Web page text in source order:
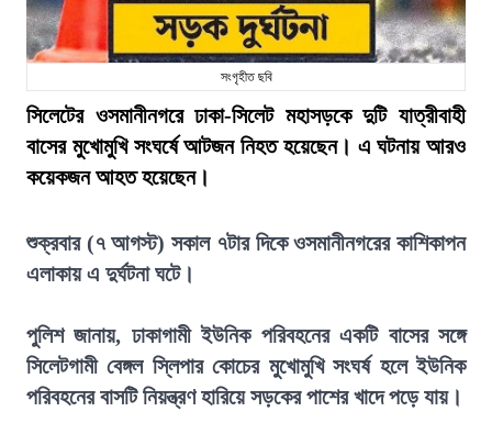
সংগৃহীত ছবি
সিলেটের ওসমানীনগরে ঢাকা-সিলেট মহাসড়কে দুটি যাত্রীবাহী
বাসের মুখোমুখি সংঘর্ষে আটজন নিহত হয়েছেন। এ ঘটনায় আরও
কয়েকজন আহত হয়েছেন।
শুক্রবার (৭ আগস্ট) সকাল ৭টার দিকে ওসমানীনগরের কাশিকাপন
এলাকায় এ দুর্ঘটনা ঘটে।
পুলিশ জানায়, ঢাকাগামী ইউনিক পরিবহনের একটি বাসের সঙ্গে
সিলেটগামী বেঙ্গল স্লিপার কোচের মুখোমুখি সংঘর্ষ হলে ইউনিক
পরিবহনের বাসটি নিয়ন্ত্রণ হারিয়ে সড়কের পাশের খাদে পড়ে যায়।